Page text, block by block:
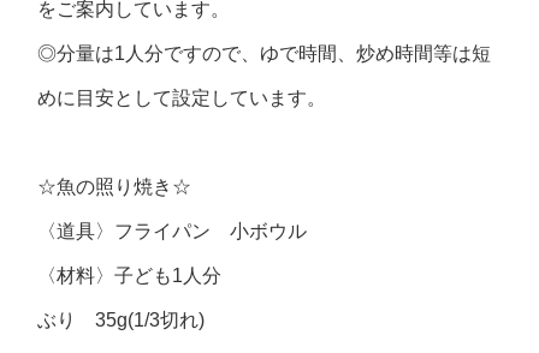
をご案内しています。
◎分量は1人分ですので、ゆで時間、炒め時間等は短
めに目安として設定しています。
☆魚の照り焼き☆
〈道具〉フライパン 小ボウル
〈材料〉子ども1人分
ぶり 35g(1/3切れ)